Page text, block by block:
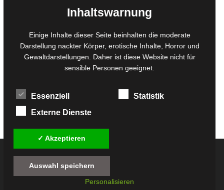
Foto- und Bildbearbeitung
Fotorestauration
Creative Artwork
MPS Fotografie
WordPress Support
Alle Preise inkl. der gesetzlichen MwSt. - Die durchgestrichenen Preise entsprechen
Inhaltswarnung
Einige Inhalte dieser Seite beinhalten die moderate
Darstellung nackter Körper, erotische Inhalte, Horror und
Gewaltdarstellungen. Daher ist diese Website nicht für
sensible Personen geeignet.
Essenziell
Statistik
Externe Dienste
✓ Akzeptieren
Auswahl speichern
Personalisieren